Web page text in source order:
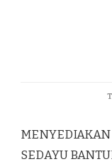
MENYEDIAKAN
SEDAYU